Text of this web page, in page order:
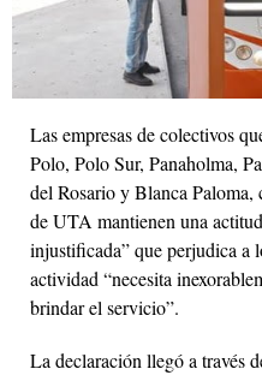
Las empresas de colectivos
Polo, Polo Sur, Panaholma,
del Rosario y Blanca Paloma,
de UTA mantienen una
injustificada” que perjudica a
actividad “necesita
brindar el servicio”.
La declaración llegó a través